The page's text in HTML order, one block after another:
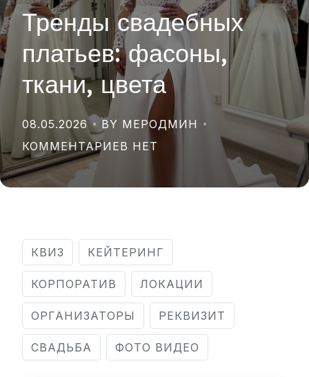
Тренды свадебных
платьев: фасоны,
ткани, цвета
08.05.2026
BY МЕРОДМИН
КОММЕНТАРИЕВ НЕТ
КВИЗ КЕЙТЕРИНГ
КОРПОРАТИВ ЛОКАЦИИ
ОРГАНИЗАТОРЫ РЕКВИЗИТ
СВАДЬБА ФОТО ВИДЕО